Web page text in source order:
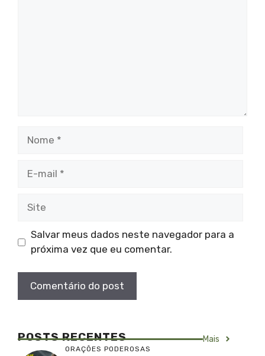
Salvar meus dados neste navegador para a
próxima vez que eu comentar.
POSTS RECENTES Mais
ORAÇÕES PODEROSAS